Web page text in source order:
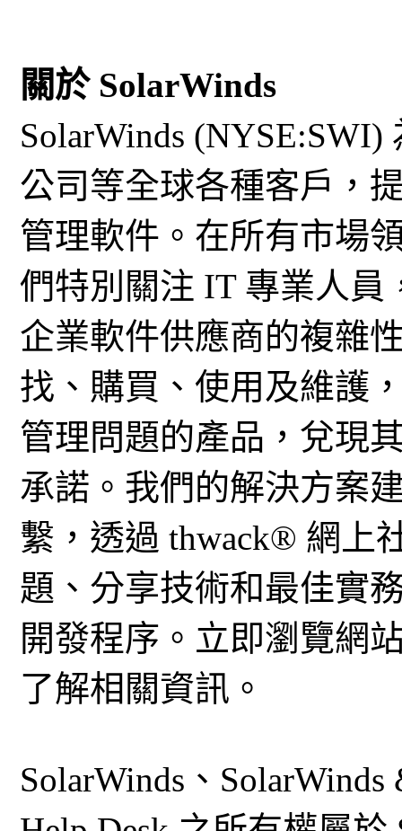
關於 SolarWinds
SolarWinds
公司等全球各種客戶，
管理軟件。在所有市場
們特別關注 IT 專業人員
企業軟件供應商的複雜
找、購買、使用及維護
管理問題的產品，兌現
承諾。我們的解決方案
繫，透過 thwack® 網上
題、分享技術和最佳實
開發程序。立即瀏覽網
了解相關資訊。
SolarWinds、